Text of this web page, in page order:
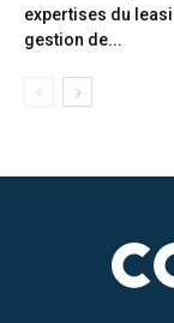
expertises du
gestion de...